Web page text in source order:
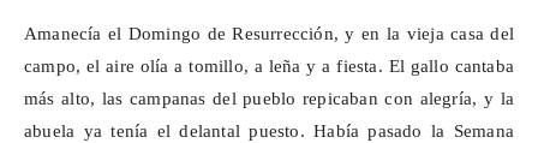
Amanecía el Domingo de Resurrección, y en la vieja casa del
campo, el aire olía a tomillo, a leña y a fiesta. El gallo cantaba
más alto, las campanas del pueblo repicaban con alegría, y la
abuela ya tenía el delantal puesto. Había pasado la Semana